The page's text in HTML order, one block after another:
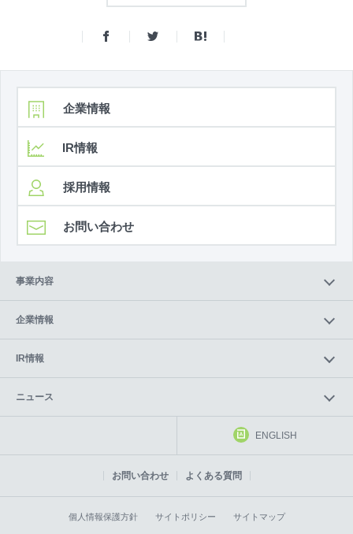
企業情報
IR情報
採用情報
お問い合わせ
事業内容
企業情報
IR情報
ニュース
お問い合わせ よくある質問
ENGLISH
個人情報保護方針 サイトポリシー サイトマップ